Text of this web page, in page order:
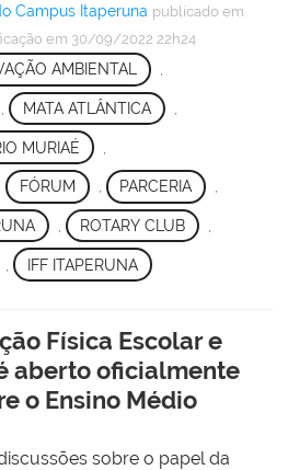
Campus Itaperuna publicado em
em 30/09/2022 22h24
AMBIENTAL
MATA ATLÂNTICA
MURIAÉ
FÓRUM , PARCERIA ,
ROTARY CLUB
IFF ITAPERUNA
Física Escolar e
aberto oficialmente
o Ensino Médio
sobre o papel da